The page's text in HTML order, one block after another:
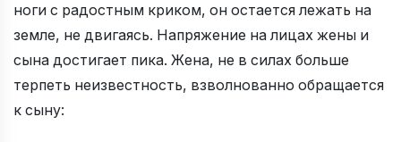
ноги с радостным криком, он остается лежать на
земле, не двигаясь. Напряжение на лицах жены и
сына достигает пика. Жена, не в силах больше
терпеть неизвестность, взволнованно обращается
к сыну: